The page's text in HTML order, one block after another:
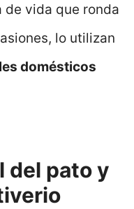
de vida que ronda
lo utilizan
domésticos
del pato y